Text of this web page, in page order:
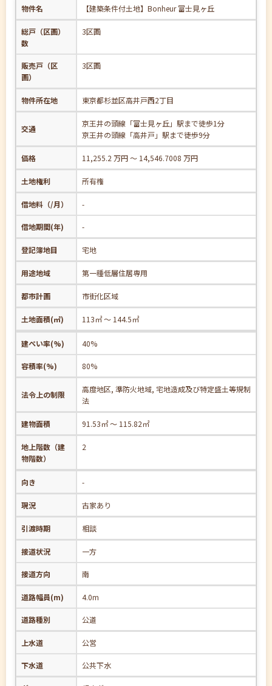
物件名 【建築条件付土地】Bonheur 富士見ヶ丘
総戸（区画）
数
3区画
販売戸（区
画）
3区画
物件所在地 東京都杉並区高井戸西2丁目
交通
京王井の頭線「富士見ヶ丘」駅まで徒歩1分
京王井の頭線「高井戸」駅まで徒歩9分
価格 11,255.2 万円 ～ 14,546.7008 万円
土地権利 所有権
借地料（/月） -
借地期間(年) -
登記簿地目 宅地
用途地域 第一種低層住居専用
都市計画 市街化区域
土地面積(㎡) 113㎡ ～ 144.5㎡
建ぺい率(%) 40%
容積率(%) 80%
法令上の制限
高度地区, 準防火地域, 宅地造成及び特定盛土等規制
法
建物面積 91.53㎡ ～ 115.82㎡
地上階数（建
物階数）
2
向き -
現況 古家あり
引渡時期 相談
接道状況 一方
接道方向 南
道路幅員(m) 4.0m
道路種別 公道
上水道 公営
下水道 公共下水